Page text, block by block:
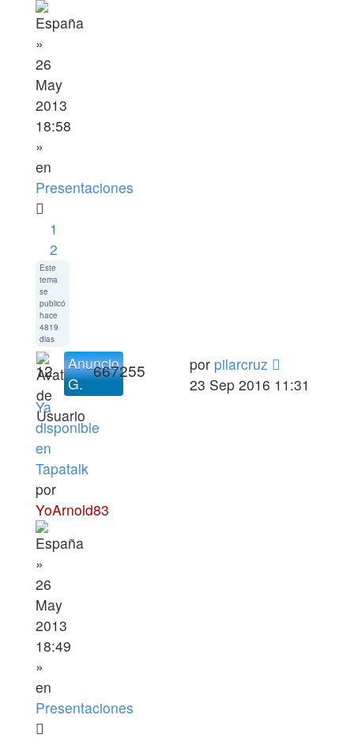
»
26
May
2013
18:58
»
en
Presentaciones
1
2
Este
tema
se
publicó
hace
4819
dias
Anuncio
G.
Ya
disponible
en
Tapatalk
por
YoArnold83
»
26
May
2013
18:49
»
en
Presentaciones
12 667255 por pilarcruz
23 Sep 2016 11:31